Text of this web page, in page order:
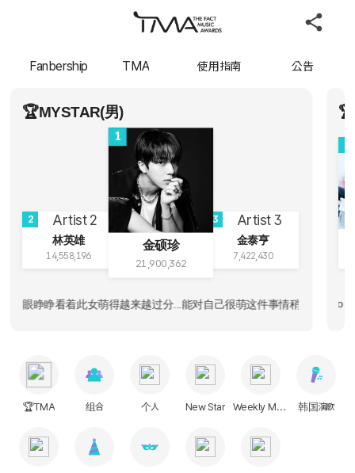
Fanbership TMA 使用指南 公告
🏆MYSTAR(男)
2
林英雄
14,558,196
1
金硕珍
21,900,362
3
金泰亨
7,422,430
/ 푸리야 💙💜💗❤️🖤💙💜💗❤️🖤 / Enino 💙💜💗❤️🖤 / 松夜不知道 一
𝐀𝐡𝐲𝐞𝐨𝐧💙郑雅譞
🏆TMA 组合 个人 New Star Weekly Music 韩国演歌